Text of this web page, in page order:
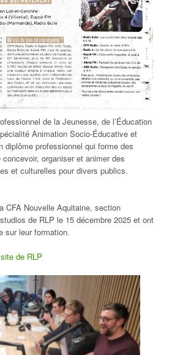
de la Jeunesse, de l’Éducation
Animation Socio-Éducative et
diplôme professionnel qui forme des
organiser et animer des
et culturelles pour divers publics.
CFA Nouvelle Aquitaine, section
de RLP le 15 décembre 2025 et ont
sur leur formation.
de RLP